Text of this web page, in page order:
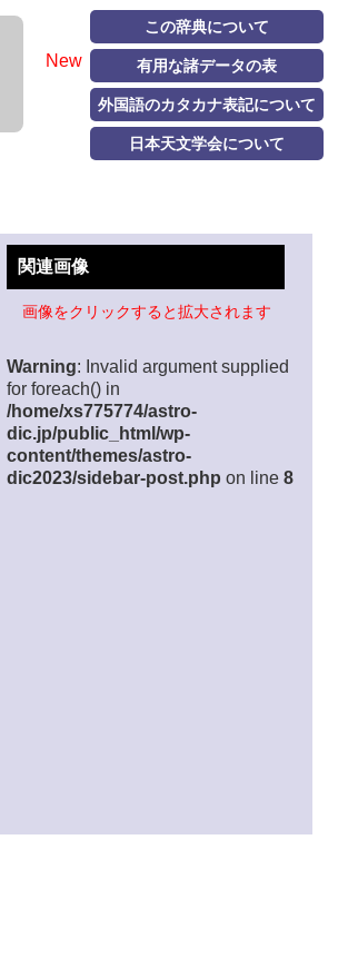
New
この辞典について
有用な諸データの表
外国語のカタカナ表記について
日本天文学会について
関連画像
画像をクリックすると拡大されます
Warning: Invalid argument supplied
for foreach() in
/home/xs775774/astro-
dic.jp/public_html/wp-
content/themes/astro-
dic2023/sidebar-post.php on line 8